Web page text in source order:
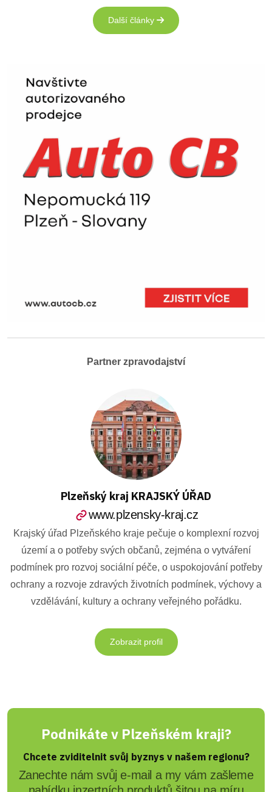
Další články
Partner zpravodajství
Plzeňský kraj KRAJSKÝ ÚŘAD
www.plzensky-kraj.cz
Krajský úřad Plzeňského kraje pečuje o komplexní rozvoj
území a o potřeby svých občanů, zejména o vytváření
podmínek pro rozvoj sociální péče, o uspokojování potřeby
ochrany a rozvoje zdravých životních podmínek, výchovy a
vzdělávání, kultury a ochrany veřejného pořádku.
Zobrazit profil
Podnikáte v Plzeňském kraji?
Chcete zviditelnit svůj byznys v našem regionu?
Zanechte nám svůj e-mail a my vám zašleme